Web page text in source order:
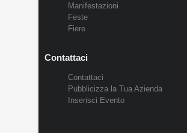
Manifestazioni
Feste
Fiere
Contattaci
Contattaci
Pubblicizza la Tua Azienda
Inserisci Evento